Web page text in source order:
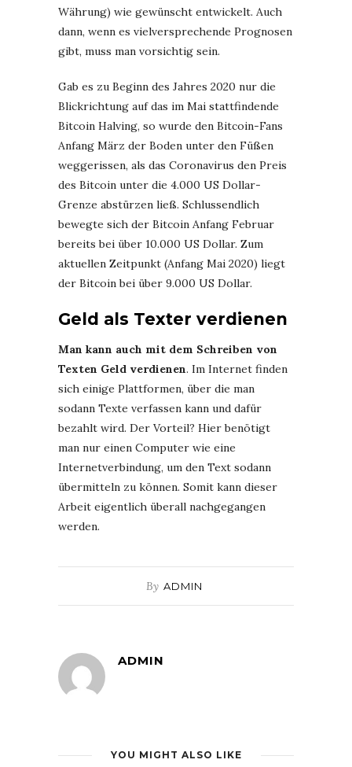
Währung) wie gewünscht entwickelt. Auch
dann, wenn es vielversprechende Prognosen
gibt, muss man vorsichtig sein.
Gab es zu Beginn des Jahres 2020 nur die
Blickrichtung auf das im Mai stattfindende
Bitcoin Halving, so wurde den Bitcoin-Fans
Anfang März der Boden unter den Füßen
weggerissen, als das Coronavirus den Preis
des Bitcoin unter die 4.000 US Dollar-
Grenze abstürzen ließ. Schlussendlich
bewegte sich der Bitcoin Anfang Februar
bereits bei über 10.000 US Dollar. Zum
aktuellen Zeitpunkt (Anfang Mai 2020) liegt
der Bitcoin bei über 9.000 US Dollar.
Geld als Texter verdienen
Man kann auch mit dem Schreiben von
Texten Geld verdienen. Im Internet finden
sich einige Plattformen, über die man
sodann Texte verfassen kann und dafür
bezahlt wird. Der Vorteil? Hier benötigt
man nur einen Computer wie eine
Internetverbindung, um den Text sodann
übermitteln zu können. Somit kann dieser
Arbeit eigentlich überall nachgegangen
werden.
By ADMIN
ADMIN
YOU MIGHT ALSO LIKE